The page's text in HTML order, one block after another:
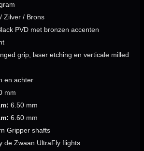
Zilver / Brons
PVD met bronzen accenten
grip, laser etching en verticale milled
en achter
mm
6.50 mm
6.60 mm
Gripper shafts
de Zwaan UltraFly flights